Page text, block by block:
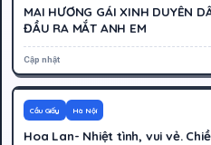
MAI HƯƠNG GÁI XINH DUYÊN
ĐẦU RA MẮT ANH EM
Cập nhật
250K
Cầu Giấy Hà Nội
Hoa Lan- Nhiệt tình, vui vẻ.